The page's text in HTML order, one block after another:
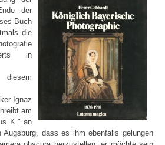
der
Buch
die
in
diesem
Ignaz
am
K." an
Augsburg, dass es ihm ebenfalls gelungen